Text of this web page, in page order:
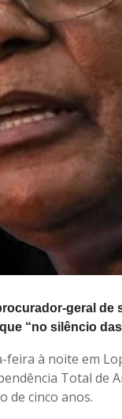
geral de
“no silêncio
feira à noite em
Total de
de cinco anos.